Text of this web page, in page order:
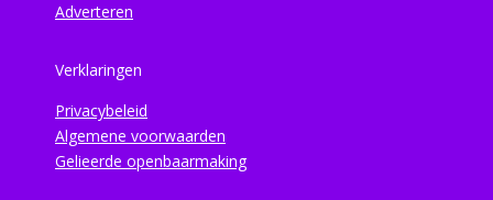
Adverteren
Verklaringen
Privacybeleid
Algemene voorwaarden
Gelieerde openbaarmaking